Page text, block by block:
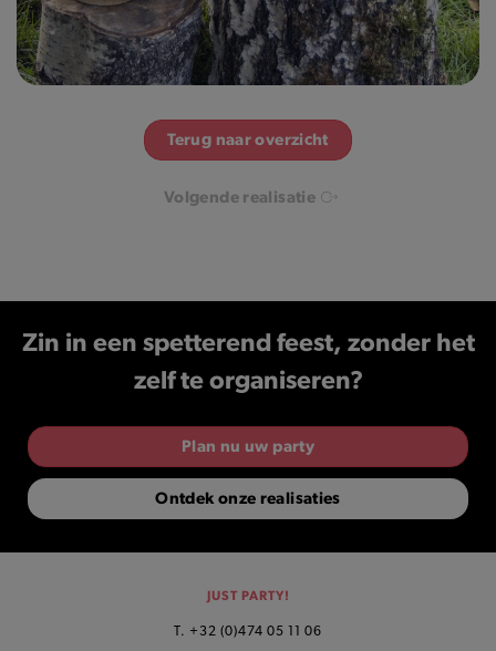
Terug naar overzicht
Volgende realisatie
Zin in een spetterend feest, zonder het
zelf te organiseren?
Plan nu uw party
Ontdek onze realisaties
JUST PARTY!
T. +32 (0)474 05 11 06